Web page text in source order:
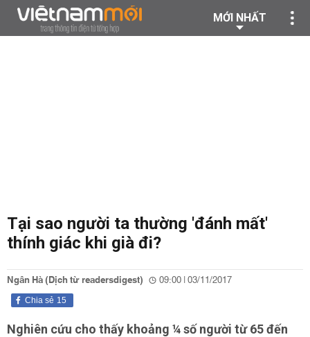
MỚI NHẤT
Tại sao người ta thường 'đánh mất'
thính giác khi già đi?
Ngân Hà (Dịch từ readersdigest) 09:00 | 03/11/2017
15
Chia sẻ
Nghiên cứu cho thấy khoảng ¼ số người từ 65 đến